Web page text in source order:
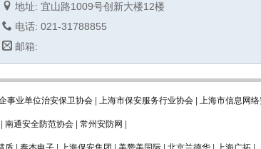
地址: 宜山路1009号创新大楼12楼
电话: 021-31788855
邮箱:
事业单位治安保卫协会 上海市保安服务行业协会 上海市信息网
南通安全防范协会 常州安防网